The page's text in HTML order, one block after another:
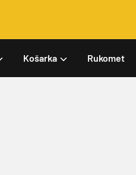
Košarka Rukomet